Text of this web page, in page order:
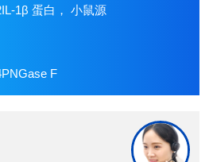
1β 蛋白， 小鼠源
F